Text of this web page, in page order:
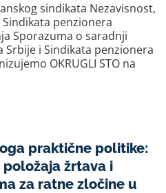
sindikata Nezavisnost,
penzionera
Sporazuma o saradnji
Srbije i Sindikata penzionera
OKRUGLI STO na
praktične politike:
žrtava i
za ratne zločine u